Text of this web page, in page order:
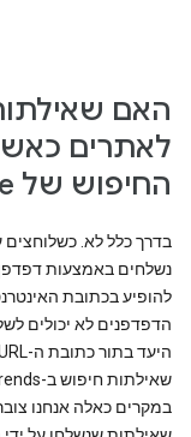
האם
לאתרים
החיפוש של Google?
נשלחים באמצעות דפדפן
במקרים כאלה אנחנו